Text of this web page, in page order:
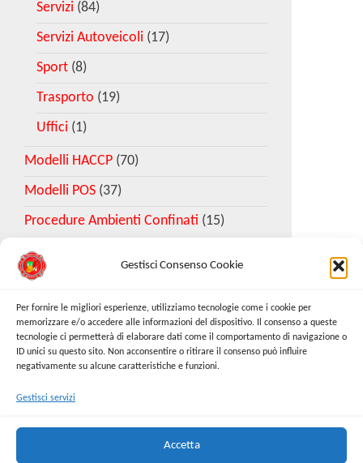
Gestisci Consenso Cookie
Per fornire le migliori esperienze, utilizziamo tecnologie come i cookie per
memorizzare e/o accedere alle informazioni del dispositivo. Il consenso a queste
tecnologie ci permetterà di elaborare dati come il comportamento di navigazione o
ID unici su questo sito. Non acconsentire o ritirare il consenso può influire
negativamente su alcune caratteristiche e funzioni.
Gestisci servizi
Accetta
Servizi (84)
Servizi Autoveicoli (17)
Sport (8)
Trasporto (19)
Uffici (1)
Modelli HACCP (70)
Modelli POS (37)
Procedure Ambienti Confinati (15)
Richiedi Modello